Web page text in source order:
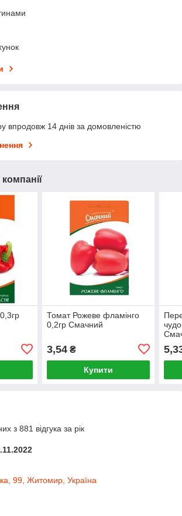
впродовж 14 днів за домовленістю
Томат Рожеве фламінго
0,2гр Смачний
3,54₴
Купити
з 881 відгука за рік
99, Житомир, Україна